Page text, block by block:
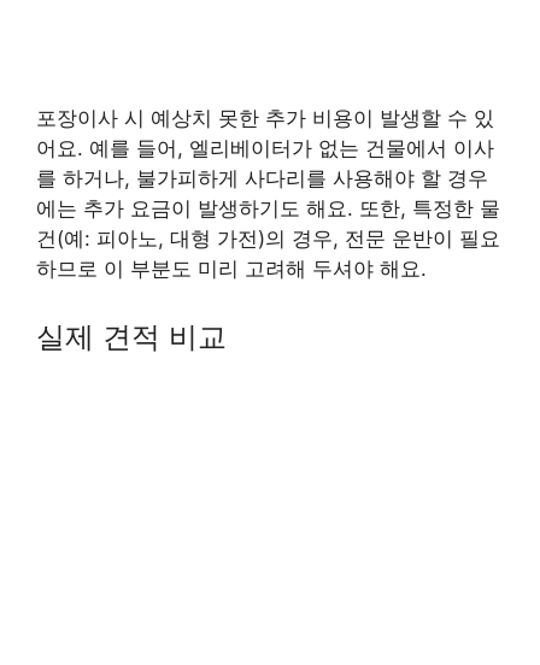
포장이사 시 예상치 못한 추가 비용이 발생할 수 있
어요. 예를 들어, 엘리베이터가 없는 건물에서 이사
를 하거나, 불가피하게 사다리를 사용해야 할 경우
에는 추가 요금이 발생하기도 해요. 또한, 특정한 물
건(예: 피아노, 대형 가전)의 경우, 전문 운반이 필요
하므로 이 부분도 미리 고려해 두셔야 해요.
실제 견적 비교